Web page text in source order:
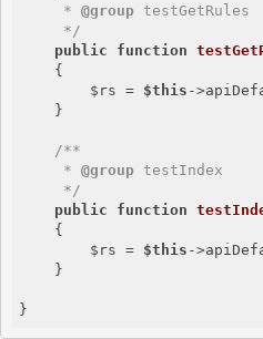
     *
@group testGetRules
     */
public
function
{
        $rs =
$this -
/**
     *
@group testIndex
     */
public
function
{
        $rs =
$this -
}